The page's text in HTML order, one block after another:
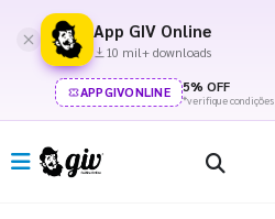
App GIV Online
10 mil+ downloads
APPGIVONLINE 5% OFF
*verifique condições